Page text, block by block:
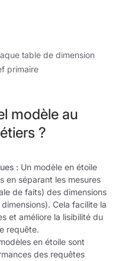
table de dimension
primaire
modèle au
?
: Un modèle en étoile
en séparant les mesures
de faits) des dimensions
Cela facilite la
et améliore la lisibilité du
requête.
en étoile sont
des requêtes